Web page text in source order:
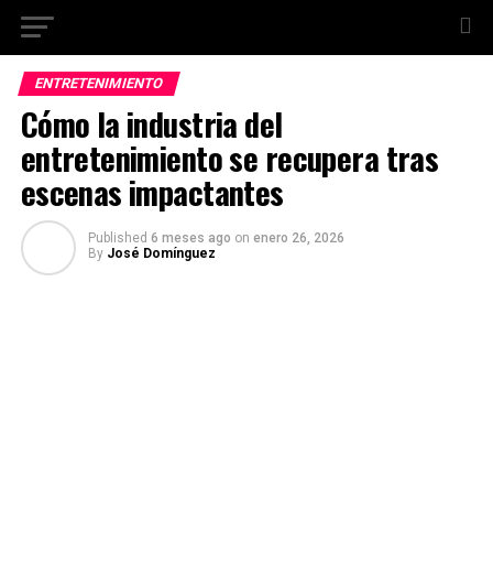
ENTRETENIMIENTO
Cómo la industria del
entretenimiento se recupera tras
escenas impactantes
Published 6 meses ago on enero 26, 2026
By José Domínguez